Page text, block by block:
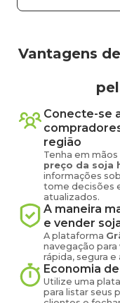
Vantagens
Conecte-se
região
Tenha em
preço da soja
informações
tome decisões
atualizados.
A maneira
e vender
A plataforma
navegação
rápida, segura
Economia
Utilize uma
para listar seus